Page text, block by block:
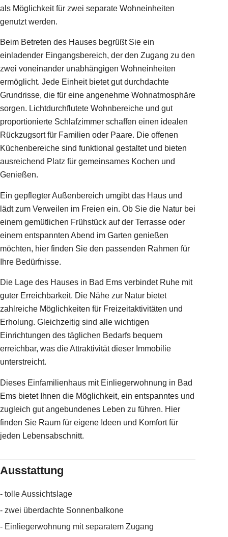
als Möglichkeit für zwei separate Wohneinheiten
genutzt werden.
Beim Betreten des Hauses begrüßt Sie ein
einladender Eingangsbereich, der den Zugang zu den
zwei voneinander unabhängigen Wohneinheiten
ermöglicht. Jede Einheit bietet gut durchdachte
Grundrisse, die für eine angenehme Wohnatmosphäre
sorgen. Lichtdurchflutete Wohnbereiche und gut
proportionierte Schlafzimmer schaffen einen idealen
Rückzugsort für Familien oder Paare. Die offenen
Küchenbereiche sind funktional gestaltet und bieten
ausreichend Platz für gemeinsames Kochen und
Genießen.
Ein gepflegter Außenbereich umgibt das Haus und
lädt zum Verweilen im Freien ein. Ob Sie die Natur bei
einem gemütlichen Frühstück auf der Terrasse oder
einem entspannten Abend im Garten genießen
möchten, hier finden Sie den passenden Rahmen für
Ihre Bedürfnisse.
Die Lage des Hauses in Bad Ems verbindet Ruhe mit
guter Erreichbarkeit. Die Nähe zur Natur bietet
zahlreiche Möglichkeiten für Freizeitaktivitäten und
Erholung. Gleichzeitig sind alle wichtigen
Einrichtungen des täglichen Bedarfs bequem
erreichbar, was die Attraktivität dieser Immobilie
unterstreicht.
Dieses Einfamilienhaus mit Einliegerwohnung in Bad
Ems bietet Ihnen die Möglichkeit, ein entspanntes und
zugleich gut angebundenes Leben zu führen. Hier
finden Sie Raum für eigene Ideen und Komfort für
jeden Lebensabschnitt.
Ausstattung
- tolle Aussichtslage
- zwei überdachte Sonnenbalkone
- Einliegerwohnung mit separatem Zugang